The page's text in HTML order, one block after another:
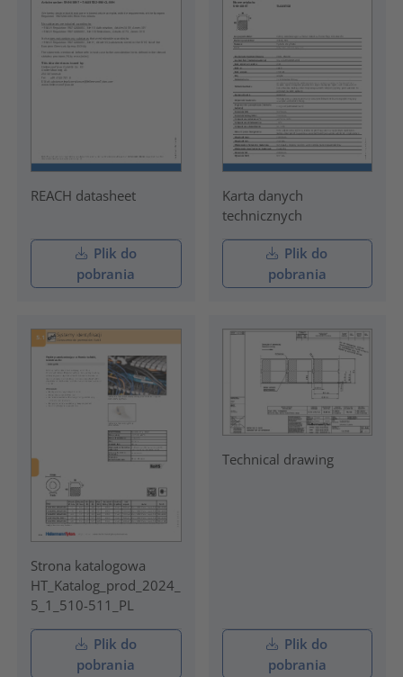
REACH datasheet
Plik do
pobrania
Karta danych
technicznych
Plik do
pobrania
Strona katalogowa
HT_Katalog_prod_2024_
5_1_510-511_PL
Plik do
pobrania
Technical drawing
Plik do
pobrania